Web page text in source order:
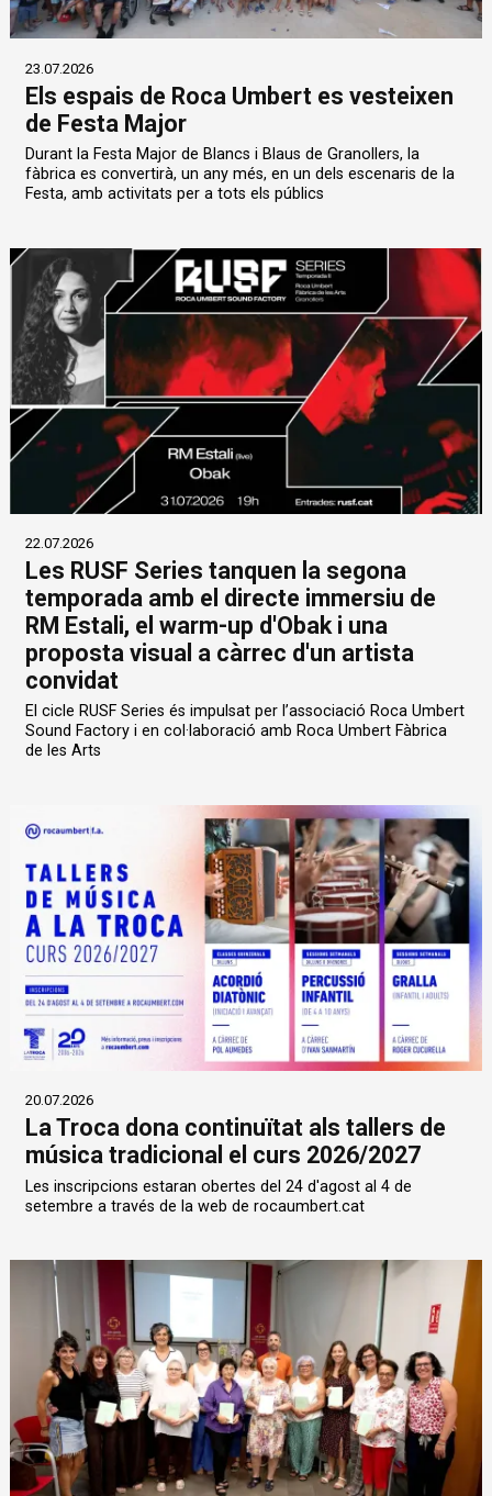
23.07.2026
Els espais de Roca Umbert es vesteixen
de Festa Major
Durant la Festa Major de Blancs i Blaus de Granollers, la
fàbrica es convertirà, un any més, en un dels escenaris de la
Festa, amb activitats per a tots els públics
22.07.2026
Les RUSF Series tanquen la segona
temporada amb el directe immersiu de
RM Estali, el warm-up d'Obak i una
proposta visual a càrrec d'un artista
convidat
El cicle RUSF Series és impulsat per l’associació Roca Umbert
Sound Factory i en col·laboració amb Roca Umbert Fàbrica
de les Arts
20.07.2026
La Troca dona continuïtat als tallers de
música tradicional el curs 2026/2027
Les inscripcions estaran obertes del 24 d'agost al 4 de
setembre a través de la web de rocaumbert.cat